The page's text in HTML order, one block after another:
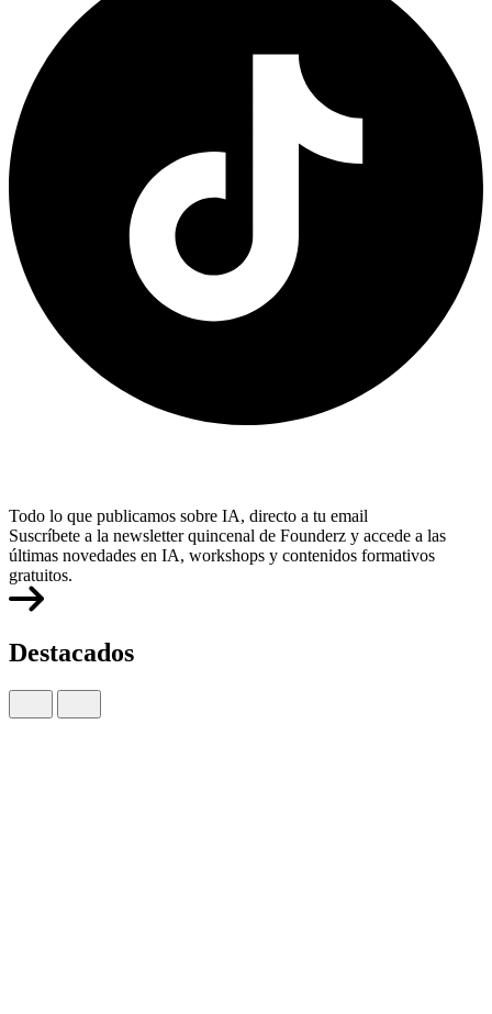
Todo lo que publicamos sobre IA, directo a tu email
Suscríbete a la newsletter quincenal de Founderz y accede a las
últimas novedades en IA, workshops y contenidos formativos
gratuitos.
Destacados